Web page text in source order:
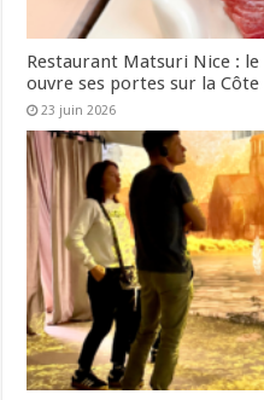
Restaurant Matsuri Nice :
ouvre ses portes sur la Côte
23 juin 2026